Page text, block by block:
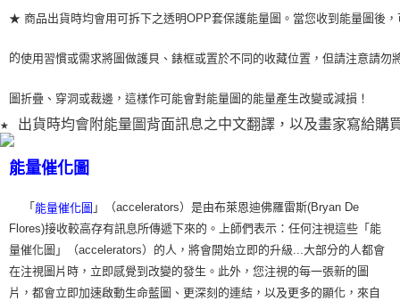
★ 商品出貨時均會用可拆下之透明OPP套保護能量圖。當您收到能量圖後，
的使用習慣或需求將圖做護貝、錶框或置於不同的收藏位置，但請注意請勿
圖折疊、穿洞或裁邊，這樣作可能會對能量圖的能量產生改變或減損！
★ 出貨時均會附能量圖背面訊息之中文翻譯，以及畫家寫給購
能量催化圖
「 能量催化圖 」（accelerators）是由布萊恩迪佛羅雷斯(Bryan De
Flores)接收較高存有訊息所傳遞下來的。上師們表示：任何注視這些「能
量催化圖」（accelerators）的人，將會開始立即的升級...大部分的人都會
在注視圖片時，立即感覺到改變的發生。此外，您注視的每一張新的圖
片，都會立即加速啟動生命藍圖、更深刻的連結，以及更多的顯化，來自